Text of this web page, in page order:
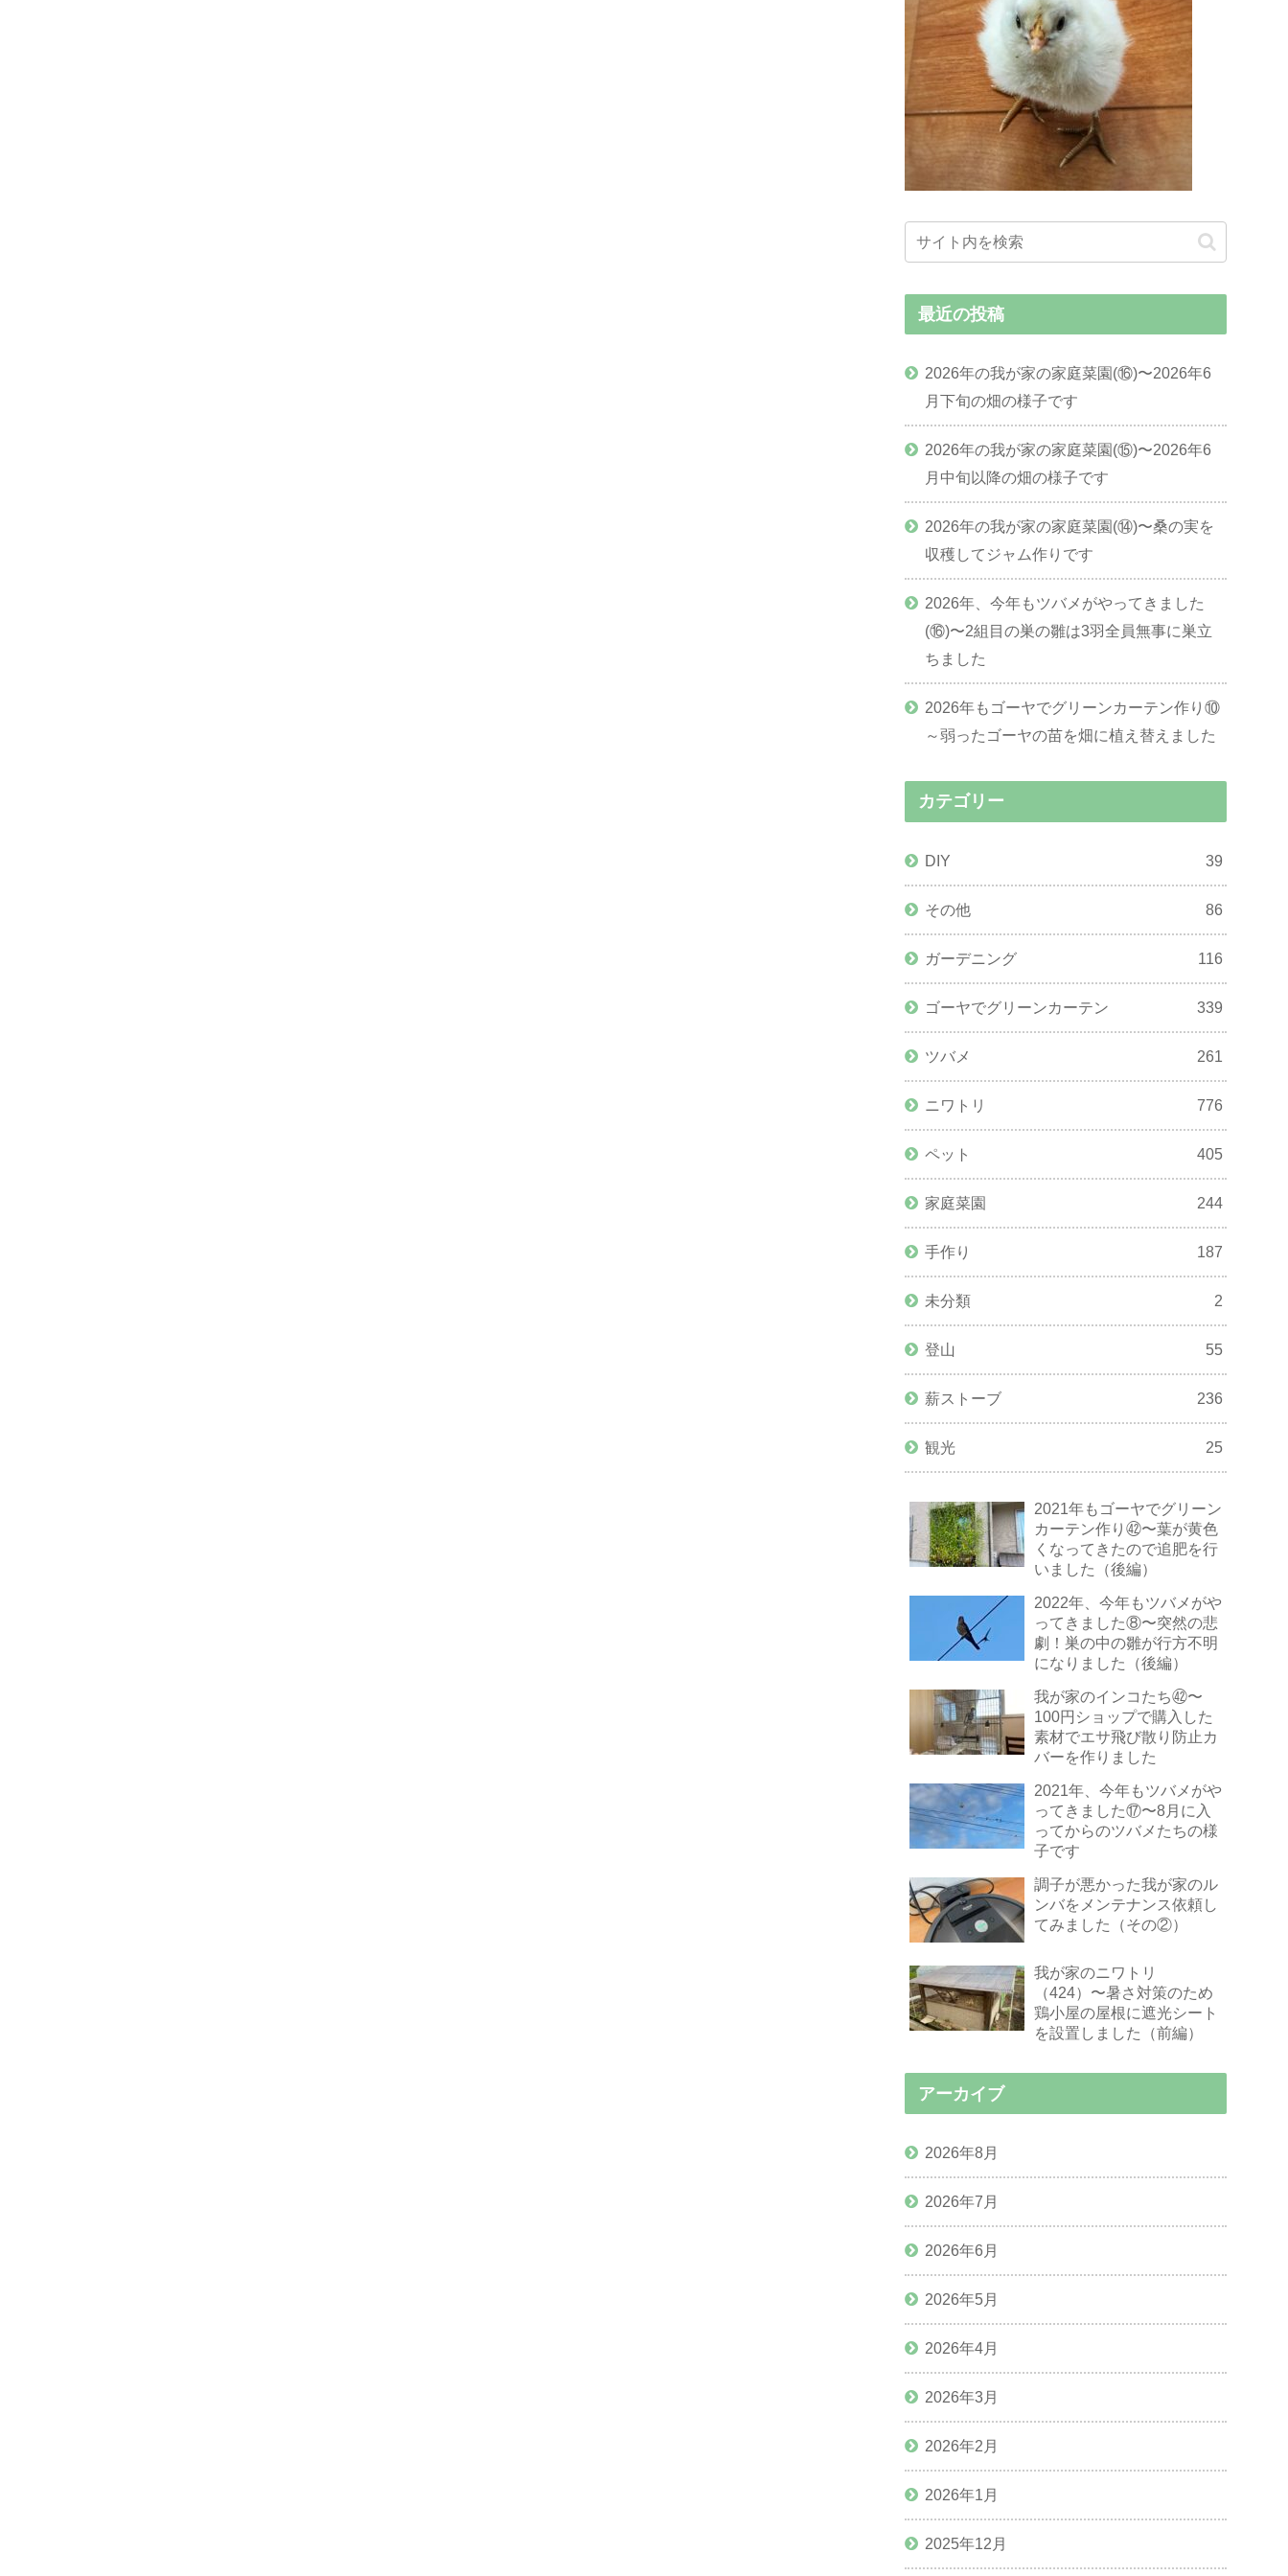
最近の投稿
2026年の我が家の家庭菜園(⑯)〜2026年6
月下旬の畑の様子です
2026年の我が家の家庭菜園(⑮)〜2026年6
月中旬以降の畑の様子です
2026年の我が家の家庭菜園(⑭)〜桑の実を
収穫してジャム作りです
2026年、今年もツバメがやってきました
(⑯)〜2組目の巣の雛は3羽全員無事に巣立
ちました
2026年もゴーヤでグリーンカーテン作り⑩
～弱ったゴーヤの苗を畑に植え替えました
カテゴリー
DIY 39
その他 86
ガーデニング 116
ゴーヤでグリーンカーテン 339
ツバメ 261
ニワトリ 776
ペット 405
家庭菜園 244
手作り 187
未分類 2
登山 55
薪ストーブ 236
観光 25
2021年もゴーヤでグリーン
カーテン作り㊷〜葉が黄色
くなってきたので追肥を行
いました（後編）
2022年、今年もツバメがや
ってきました⑧〜突然の悲
劇！巣の中の雛が行方不明
になりました（後編）
我が家のインコたち㊷〜
100円ショップで購入した
素材でエサ飛び散り防止カ
バーを作りました
2021年、今年もツバメがや
ってきました⑰〜8月に入
ってからのツバメたちの様
子です
調子が悪かった我が家のル
ンバをメンテナンス依頼し
てみました（その②）
我が家のニワトリ
（424）〜暑さ対策のため
鶏小屋の屋根に遮光シート
を設置しました（前編）
アーカイブ
2026年8月
2026年7月
2026年6月
2026年5月
2026年4月
2026年3月
2026年2月
2026年1月
2025年12月